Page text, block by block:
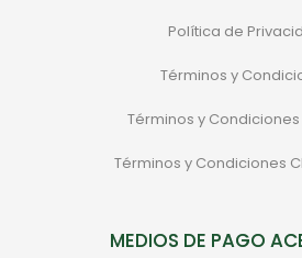
Política de
Términos y
Términos y Condiciones
Términos y Condiciones
MEDIOS DE PAGO